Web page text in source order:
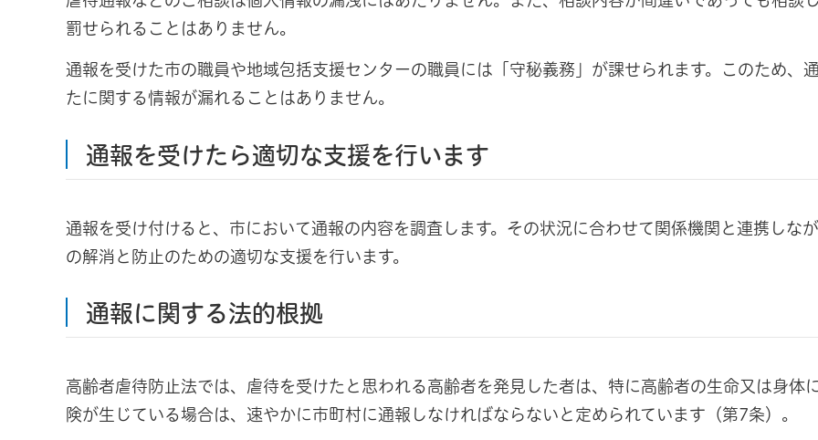
罰せられることはありません。
通報を受けた市の職員や地域包括支援センターの職員には「守秘義務」が課せられます。このため、
たに関する情報が漏れることはありません。
通報を受けたら適切な支援を行います
通報を受け付けると、市において通報の内容を調査します。その状況に合わせて関係機関と連携しな
の解消と防止のための適切な支援を行います。
通報に関する法的根拠
高齢者虐待防止法では、虐待を受けたと思われる高齢者を発見した者は、特に高齢者の生命又は身体
険が生じている場合は、速やかに市町村に通報しなければならないと定められています（第7条）。